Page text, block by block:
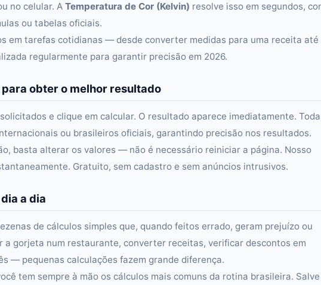
no celular. A Temperatura de Cor (Kelvin) resolve isso em segundos,
ou tabelas oficiais.
em tarefas cotidianas — desde converter medidas para uma receita até
regularmente para garantir precisão em 2026.
obter o melhor resultado
e clique em calcular. O resultado aparece imediatamente.
ou brasileiros oficiais, garantindo precisão nos resultados.
basta alterar os valores — não é necessário reiniciar a página. Nosso
Gratuito, sem cadastro e sem anúncios intrusivos.
a dia
de cálculos simples que, quando feitos errado, geram prejuízo ou
a gorjeta num restaurante, converter receitas, verificar descontos em
— pequenas calculações fazem grande diferença.
tem sempre à mão os cálculos mais comuns da rotina brasileira.